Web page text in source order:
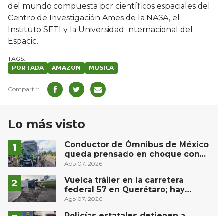
del mundo compuesta por científicos espaciales del
Centro de Investigación Ames de la NASA, el
Instituto SETI y la Universidad Internacional del
Espacio.
PORTADA AMAZON MUSICA
Lo más visto
Conductor de Ómnibus de México
queda prensado en choque con
materialista en San Juan del Río
Ago 07, 2026
Vuelca tráiler en la carretera
federal 57 en Querétaro; hay
derrame de combustible
Ago 07, 2026